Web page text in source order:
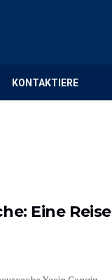
KONTAKTIERE
Eine Reise